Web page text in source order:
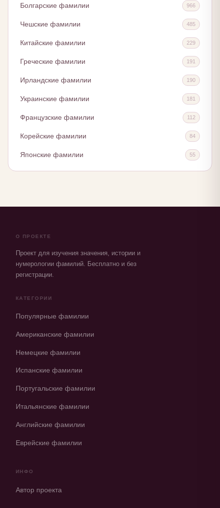
Болгарские фамилии 966
Чешские фамилии 485
Китайские фамилии 229
Греческие фамилии 191
Ирландские фамилии 190
Украинские фамилии 181
Французские фамилии 112
Корейские фамилии 84
Японские фамилии 55
О ПРОЕКТЕ
Проект для изучения значения, истории и
нумерологии фамилий. Бесплатно и без
регистрации.
КАТЕГОРИИ
Популярные фамилии
Американские фамилии
Немецкие фамилии
Испанские фамилии
Португальские фамилии
Итальянские фамилии
Английские фамилии
Еврейские фамилии
ИНФО
Автор проекта